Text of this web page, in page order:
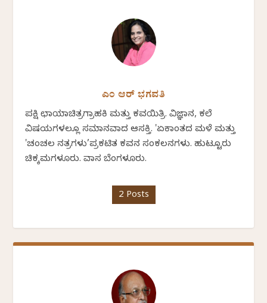
ಎಂ ಆರ್ ಭಗವತಿ
ಪಕ್ಷಿ ಛಾಯಾಚಿತ್ರಗ್ರಾಹಕಿ ಮತ್ತು ಕವಯಿತ್ರಿ. ವಿಜ್ಞಾನ, ಕಲೆ
ವಿಷಯಗಳಲ್ಲೂ ಸಮಾನವಾದ ಆಸಕ್ತಿ. 'ಏಕಾಂತದ ಮಳೆ ಮತ್ತು
'ಚಂಚಲ ನಕ್ಷತ್ರಗಳು’ಪ್ರಕಟಿತ ಕವನ ಸಂಕಲನಗಳು. ಹುಟ್ಟೂರು
ಚಿಕ್ಕಮಗಳೂರು. ವಾಸ ಬೆಂಗಳೂರು.
2 Posts